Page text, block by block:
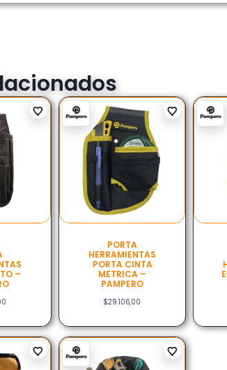
–
PORTA
HERRAMIENTAS
PORTA CINTA
METRICA –
PAMPERO
$29.106,00